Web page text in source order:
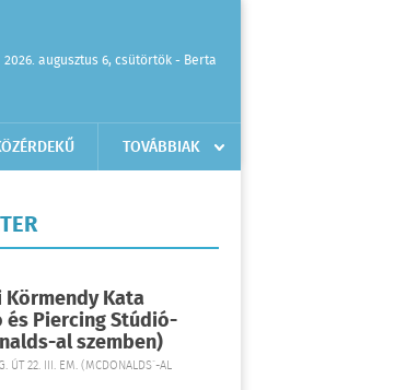
2026. augusztus 6, csütörtök - Berta
TOVÁBBIAK
Kata
és Piercing Stúdió-
al szemben)
ÚT 22. III. EM. (MCDONALDS´-AL